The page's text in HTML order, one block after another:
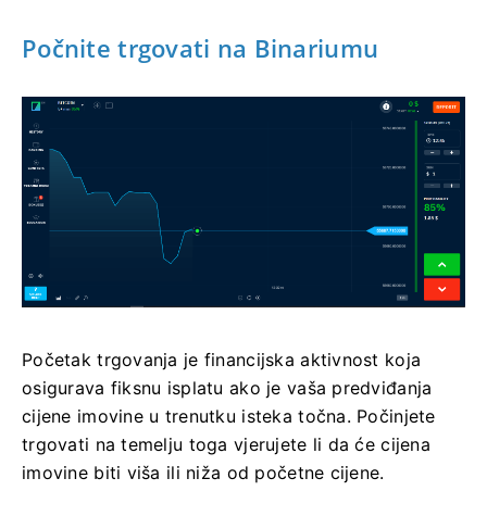
Počnite trgovati na Binariumu
Početak trgovanja je financijska aktivnost koja
osigurava fiksnu isplatu ako je vaša predviđanja
cijene imovine u trenutku isteka točna. Počinjete
trgovati na temelju toga vjerujete li da će cijena
imovine biti viša ili niža od početne cijene.